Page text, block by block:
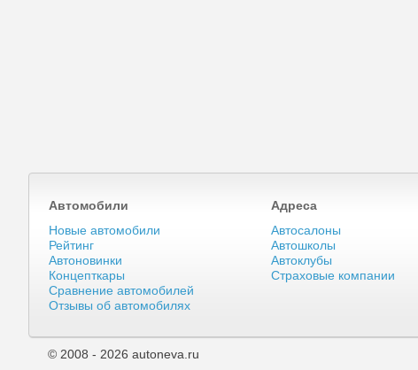
Автомобили Адреса
Новые автомобили
Рейтинг
Автоновинки
Концепткары
Сравнение автомобилей
Отзывы об автомобилях
Автосалоны
Автошколы
Автоклубы
Страховые компании
© 2008 - 2026 autoneva.ru